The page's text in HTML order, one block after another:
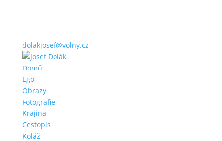
dolakjosef@volny.cz
Domů
Ego
Obrazy
Fotografie
Krajina
Cestopis
Koláž